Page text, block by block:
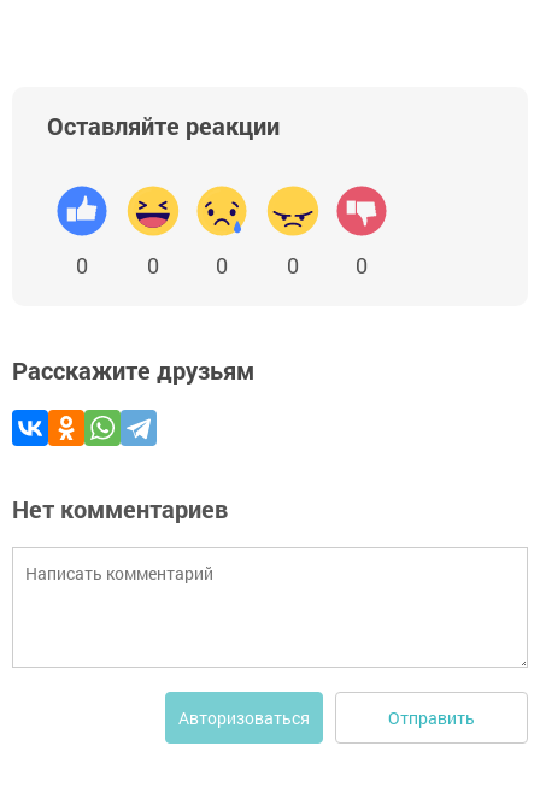
Оставляйте реакции
0 0 0 0 0
Расскажите друзьям
Нет комментариев
Авторизоваться Отправить